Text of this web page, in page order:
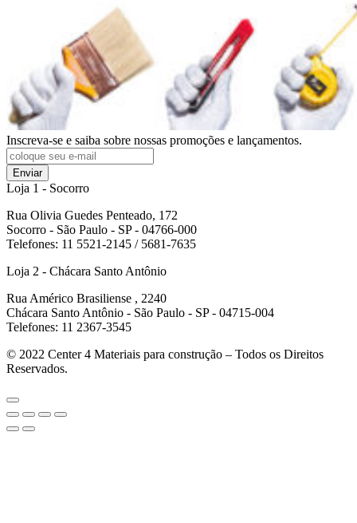
Inscreva-se e saiba sobre nossas promoções e lançamentos.
Enviar
Loja 1 - Socorro
Rua Olivia Guedes Penteado, 172
Socorro - São Paulo - SP - 04766-000
Telefones: 11 5521-2145 / 5681-7635
Loja 2 - Chácara Santo Antônio
Rua Américo Brasiliense , 2240
Chácara Santo Antônio - São Paulo - SP - 04715-004
Telefones: 11 2367-3545
© 2022 Center 4 Materiais para construção – Todos os Direitos
Reservados.